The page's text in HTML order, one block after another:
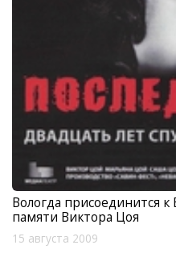
Вологда присоединится
памяти Виктора Цоя
15 августа 2009